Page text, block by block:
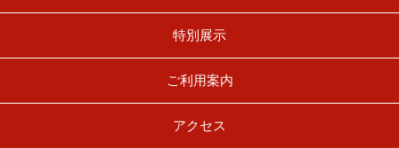
特別展示
ご利用案内
アクセス